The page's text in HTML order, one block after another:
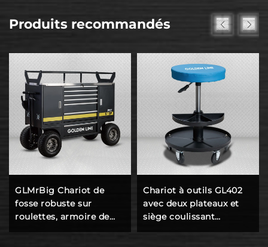
Produits recommandés
GLMrBig Chariot de
fosse robuste sur
roulettes, armoire de
rangement pour garage
Chariot à outils GL402
avec deux plateaux et
siège coulissant
amovible